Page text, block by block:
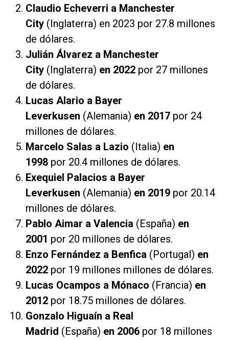
Claudio Echeverri a Manchester
City (Inglaterra) en 2023 por 27.8 millones
de dólares.
Julián Álvarez a Manchester
City (Inglaterra) en 2022 por 27 millones
de dólares.
Lucas Alario a Bayer
Leverkusen (Alemania) en 2017 por 24
millones de dólares.
Marcelo Salas a Lazio (Italia) en
1998 por 20.4 millones de dólares.
Exequiel Palacios a Bayer
Leverkusen (Alemania) en 2019 por 20.14
millones de dólares.
Pablo Aimar a Valencia (España) en
2001 por 20 millones de dólares.
Enzo Fernández a Benfica (Portugal) en
2022 por 19 millones millones de dólares.
Lucas Ocampos a Mónaco (Francia) en
2012 por 18.75 millones de dólares.
Gonzalo Higuaín a Real
Madrid (España) en 2006 por 18 millones